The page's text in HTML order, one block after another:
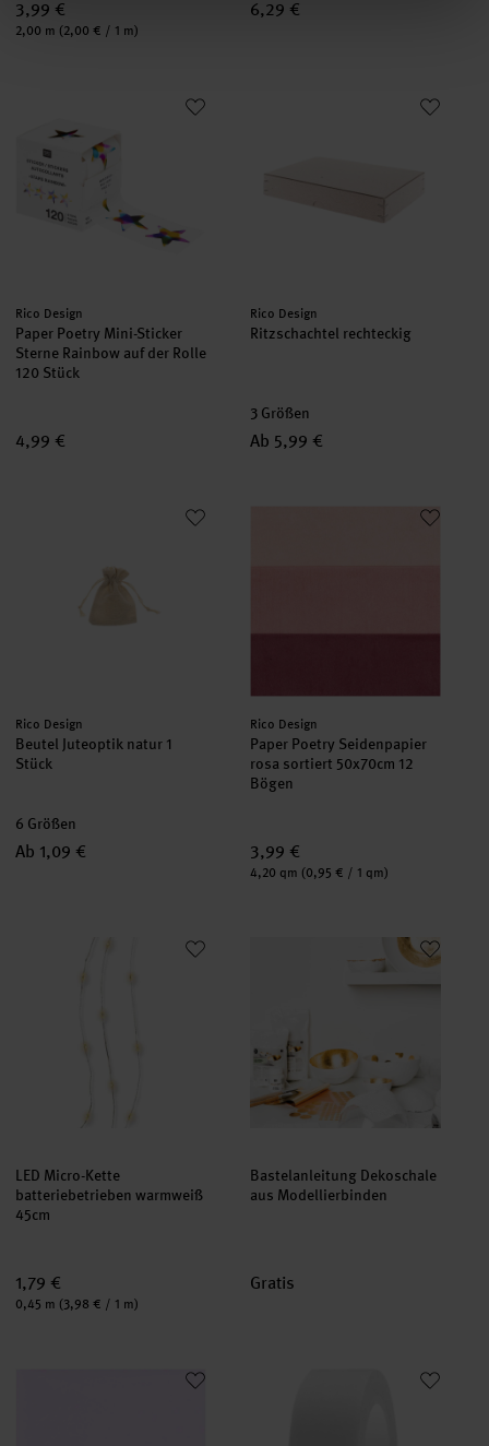
3,99 €
Inhalt:
2,00 m (2,00 € / 1 m)
6,29 €
Paper Poetry Mini-Sticker Sterne Rainbow auf der Rolle
Hersteller:
Rico Design
Paper Poetry Mini-Sticker
Sterne Rainbow auf der Rolle
120 Stück
4,99 €
Ritzschachtel rechteckig
Hersteller:
Rico Design
Ritzschachtel rechteckig
3 Größen
Ab 5,99 €
Beutel Juteoptik natur 1 Stück
Hersteller:
Rico Design
Beutel Juteoptik natur 1
Stück
6 Größen
Ab 1,09 €
Paper Poetry Seidenpapier
Hersteller:
Rico Design
Paper Poetry Seidenpapier
rosa sortiert 50x70cm 12
Bögen
3,99 €
Inhalt:
4,20 qm (0,95 € / 1 qm)
LED Micro-Kette batteriebetrieben warmweiß 45cm
LED Micro-Kette
batteriebetrieben warmweiß
45cm
1,79 €
Inhalt:
0,45 m (3,98 € / 1 m)
Bastelanleitung Dekoschale
Bastelanleitung Dekoschale
aus Modellierbinden
Gratis
Paper Poetry Seidenpapier 50x70cm 17g/m² 5 Bogen
Paper Poetry Tape Transparent